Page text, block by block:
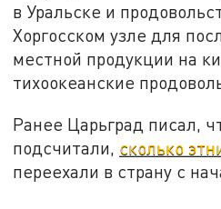
в Уральске и
Хоргосском узле для
местной продукции на
тихоокеанские
Ранее Царьград писал,
подсчитали, сколько
переехали в страну с